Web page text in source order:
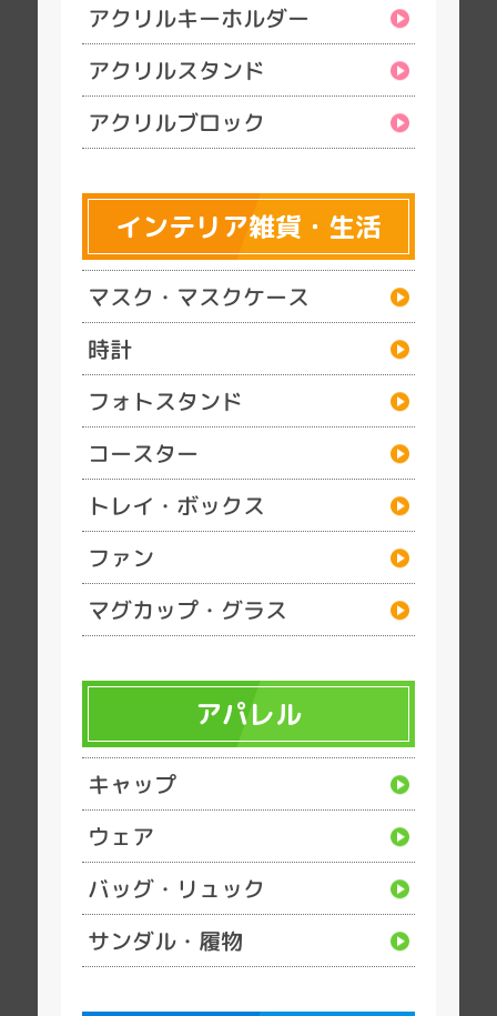
アクリルキーホルダー
アクリルスタンド
アクリルブロック
インテリア雑貨・生活
マスク・マスクケース
時計
フォトスタンド
コースター
トレイ・ボックス
ファン
マグカップ・グラス
アパレル
キャップ
ウェア
バッグ・リュック
サンダル・履物